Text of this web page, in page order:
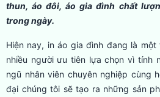
thun, áo đôi, áo gia đình chất
trong ngày.
Hiện nay, in áo gia đình đang là
nhiều người ưu tiên lựa chọn vì tính
ngũ nhân viên chuyên nghiệp cùng
đại chúng tôi sẽ tạo ra những sản